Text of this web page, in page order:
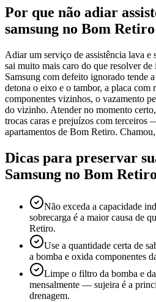
Por que não adiar
samsung no Bom Retiro
Adiar um serviço de assistência lava e
sai muito mais caro do que resolver
Samsung com defeito ignorado tende
detona o eixo e o tambor, a placa com
componentes vizinhos, o vazamento
do vizinho. Atender no momento
trocas caras e prejuízos com terceiros
apartamentos de Bom Retiro.
Dicas para preservar
Samsung no Bom Retiro
Não exceda a capacidade
sobrecarga é a maior causa de
Retiro.
Use a quantidade certa de
a bomba e oxida componentes
Limpe o filtro da bomba e
mensalmente — sujeira é a
drenagem.